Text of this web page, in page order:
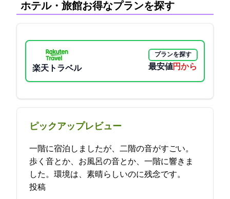
ホテル・旅館:お得なプランを探す
楽天トラベル
プランを探す
最安値4740円から
ピックアップレビュー
一階に宿泊しましたが、二階の音がすごい。
歩く音とか、お風呂の音とか、一階に響きま
した。環境は、素晴らしいのに残念です。 2021-11-13 06:41:08
投稿